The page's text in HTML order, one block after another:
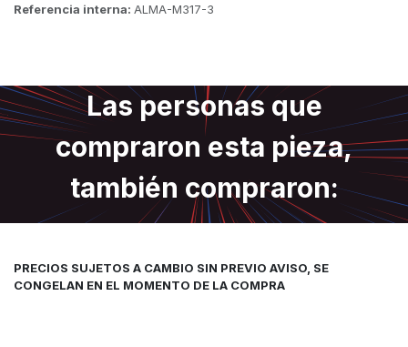
Referencia interna: ALMA-M317-3
Las personas que
compraron esta pieza,
también compraron:
PRECIOS SUJETOS A CAMBIO SIN PREVIO AVISO, SE
CONGELAN EN EL MOMENTO DE LA COMPRA